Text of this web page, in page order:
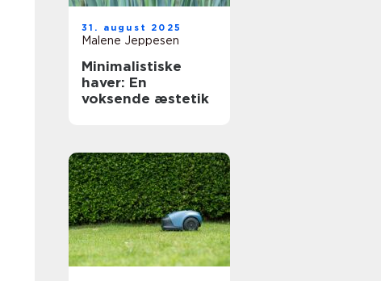
31. august 2025
Malene Jeppesen
Minimalistiske
haver: En
voksende æstetik